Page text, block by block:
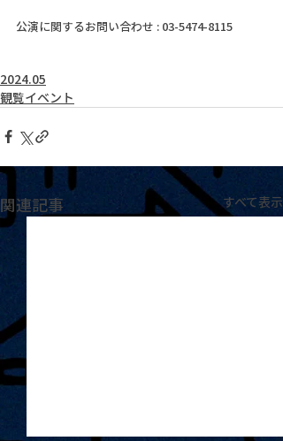
公演に関するお問い合わせ : 03-5474-8115
2024.05
観覧イベント
関連記事 すべて表示